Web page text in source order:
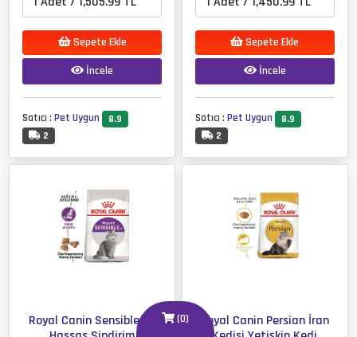
(0)
Sepete Ekle
İncele
Satıcı :Pet Uygun
8.9
2
Sepete Ekle
İncele
Satıcı : Pet Uygun
8.9
2
Royal Canin Sensible 33
Royal Canin Persian İran